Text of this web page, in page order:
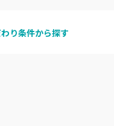
り条件から探す